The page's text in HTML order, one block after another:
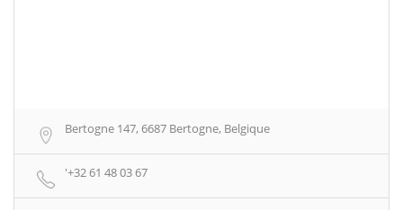
Bertogne 147, 6687 Bertogne, Belgique
'+32 61 48 03 67